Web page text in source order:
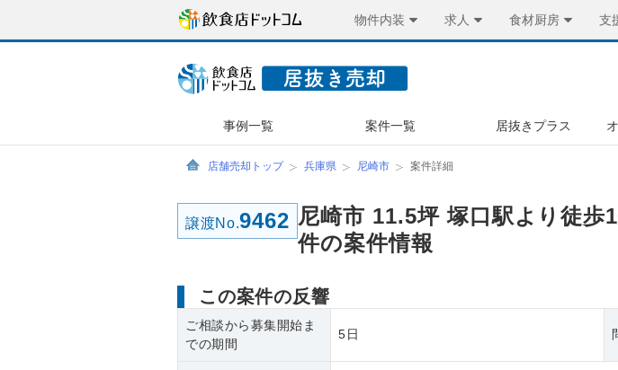
物件内装 求人 食材厨房 支
事例一覧 案件一覧 居抜きプラス
店舗売却トップ 兵庫県 尼崎市 案件詳細
譲渡No.9462 尼崎市 11.5坪 塚口駅より徒歩
件の案件情報
この案件の反響
ご相談から募集開始ま
での期間
5日